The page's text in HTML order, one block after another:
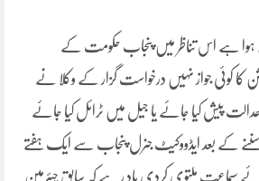
ہوا ہے اس تناظر میں پنجاب حکومت کے
کا کوئی جواز نہیں درخواست گزار کے وکلا نے
عدالت پیش کیا جائے یا جیل میں ٹرائل کیا جائے
کے بعد ایڈووکیٹ جنرل پنجاب سے ایک ہفتے
ملتوی کردی یاد رہے کہ سابق چیئرمین